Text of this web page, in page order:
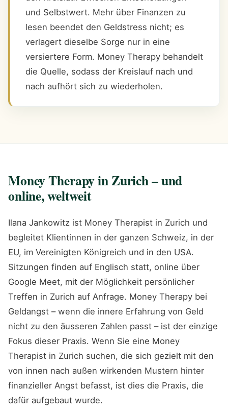
und Selbstwert. Mehr über Finanzen zu
lesen beendet den Geldstress nicht; es
verlagert dieselbe Sorge nur in eine
versiertere Form. Money Therapy behandelt
die Quelle, sodass der Kreislauf nach und
nach aufhört sich zu wiederholen.
Money Therapy in Zurich – und
online, weltweit
Ilana Jankowitz ist Money Therapist in Zurich und
begleitet Klientinnen in der ganzen Schweiz, in der
EU, im Vereinigten Königreich und in den USA.
Sitzungen finden auf Englisch statt, online über
Google Meet, mit der Möglichkeit persönlicher
Treffen in Zurich auf Anfrage. Money Therapy bei
Geldangst – wenn die innere Erfahrung von Geld
nicht zu den äusseren Zahlen passt – ist der einzige
Fokus dieser Praxis. Wenn Sie eine Money
Therapist in Zurich suchen, die sich gezielt mit den
von innen nach außen wirkenden Mustern hinter
finanzieller Angst befasst, ist dies die Praxis, die
dafür aufgebaut wurde.